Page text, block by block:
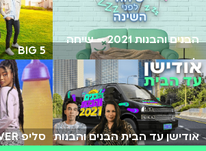
הבנים והבנות 2021 – שיחה
לפני השינה
BIG 5
אודישן עד הבית הבנים והבנות סליפ OVER